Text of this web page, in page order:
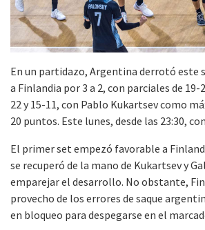
En un partidazo, Argentina derrotó este
a Finlandia por 3 a 2, con parciales de 19-
22 y 15-11, con Pablo Kukartsev como
20 puntos. Este lunes, desde las 23:30,
El primer set empezó favorable a
se recuperó de la mano de Kukartsev y
emparejar el desarrollo. No obstante,
provecho de los errores de saque
en bloqueo para despegarse en el